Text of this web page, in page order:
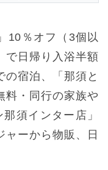
10％オフ（3個以
で日帰り入浴半額
の宿泊、「那須と
料・同行の家族や
須インター店」
ャーから物販、日